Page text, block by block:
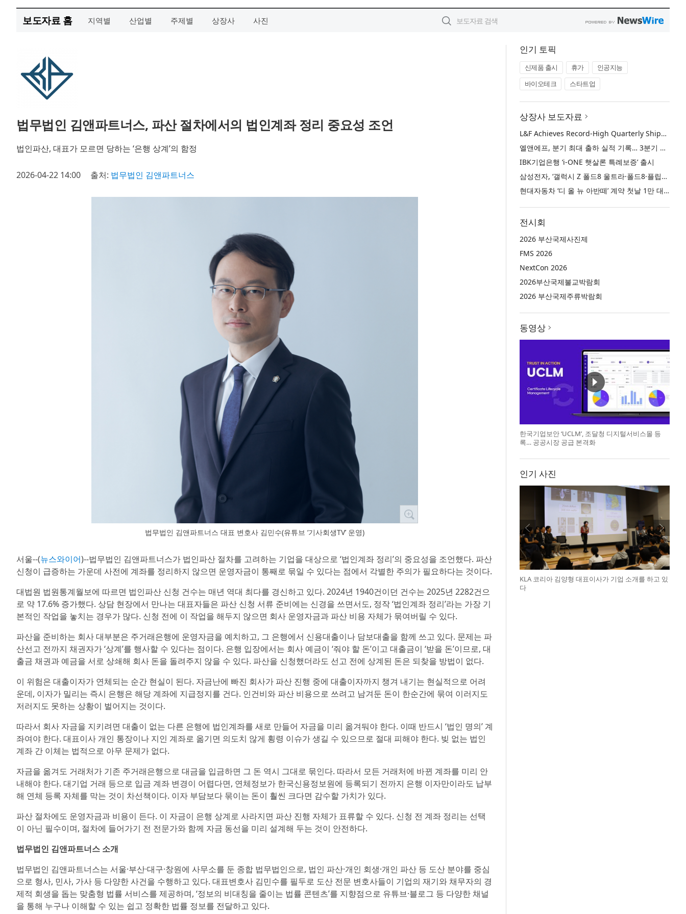
보도자료 홈 지역별 산업별 주제별 상장사 사진
법무법인 김앤파트너스, 파산 절차에서의 법인계좌 정리 중요성 조언
법인파산, 대표가 모르면 당하는 ‘은행 상계’의 함정
2026-04-22 14:00 출처: 법무법인 김앤파트너스
법무법인 김앤파트너스 대표 변호사 김민수(유튜브 ‘기사회생TV’ 운영)
서울--(뉴스와이어)--법무법인 김앤파트너스가 법인파산 절차를 고려하는 기업을 대상으로 ‘법인계좌 정리’의 중요성을 조언했다. 파산
신청이 급증하는 가운데 사전에 계좌를 정리하지 않으면 운영자금이 통째로 묶일 수 있다는 점에서 각별한 주의가 필요하다는 것이다.
대법원 법원통계월보에 따르면 법인파산 신청 건수는 매년 역대 최다를 경신하고 있다. 2024년 1940건이던 건수는 2025년 2282건으
로 약 17.6% 증가했다. 상담 현장에서 만나는 대표자들은 파산 신청 서류 준비에는 신경을 쓰면서도, 정작 ‘법인계좌 정리’라는 가장 기
본적인 작업을 놓치는 경우가 많다. 신청 전에 이 작업을 해두지 않으면 회사 운영자금과 파산 비용 자체가 묶여버릴 수 있다.
파산을 준비하는 회사 대부분은 주거래은행에 운영자금을 예치하고, 그 은행에서 신용대출이나 담보대출을 함께 쓰고 있다. 문제는 파
산선고 전까지 채권자가 ‘상계’를 행사할 수 있다는 점이다. 은행 입장에서는 회사 예금이 ‘줘야 할 돈’이고 대출금이 ‘받을 돈’이므로, 대
출금 채권과 예금을 서로 상쇄해 회사 돈을 돌려주지 않을 수 있다. 파산을 신청했더라도 선고 전에 상계된 돈은 되찾을 방법이 없다.
이 위험은 대출이자가 연체되는 순간 현실이 된다. 자금난에 빠진 회사가 파산 진행 중에 대출이자까지 챙겨 내기는 현실적으로 어려
운데, 이자가 밀리는 즉시 은행은 해당 계좌에 지급정지를 건다. 인건비와 파산 비용으로 쓰려고 남겨둔 돈이 한순간에 묶여 이러지도
저러지도 못하는 상황이 벌어지는 것이다.
따라서 회사 자금을 지키려면 대출이 없는 다른 은행에 법인계좌를 새로 만들어 자금을 미리 옮겨둬야 한다. 이때 반드시 ‘법인 명의’ 계
좌여야 한다. 대표이사 개인 통장이나 지인 계좌로 옮기면 의도치 않게 횡령 이슈가 생길 수 있으므로 절대 피해야 한다. 빚 없는 법인
계좌 간 이체는 법적으로 아무 문제가 없다.
자금을 옮겨도 거래처가 기존 주거래은행으로 대금을 입금하면 그 돈 역시 그대로 묶인다. 따라서 모든 거래처에 바뀐 계좌를 미리 안
내해야 한다. 대기업 거래 등으로 입금 계좌 변경이 어렵다면, 연체정보가 한국신용정보원에 등록되기 전까지 은행 이자만이라도 납부
해 연체 등록 자체를 막는 것이 차선책이다. 이자 부담보다 묶이는 돈이 훨씬 크다면 감수할 가치가 있다.
파산 절차에도 운영자금과 비용이 든다. 이 자금이 은행 상계로 사라지면 파산 진행 자체가 표류할 수 있다. 신청 전 계좌 정리는 선택
이 아닌 필수이며, 절차에 들어가기 전 전문가와 함께 자금 동선을 미리 설계해 두는 것이 안전하다.
법무법인 김앤파트너스 소개
법무법인 김앤파트너스는 서울·부산·대구·창원에 사무소를 둔 종합 법무법인으로, 법인 파산·개인 회생·개인 파산 등 도산 분야를 중심
으로 형사, 민사, 가사 등 다양한 사건을 수행하고 있다. 대표변호사 김민수를 필두로 도산 전문 변호사들이 기업의 재기와 채무자의 경
제적 회생을 돕는 맞춤형 법률 서비스를 제공하며, ‘정보의 비대칭을 줄이는 법률 콘텐츠’를 지향점으로 유튜브·블로그 등 다양한 채널
을 통해 누구나 이해할 수 있는 쉽고 정확한 법률 정보를 전달하고 있다.
인기 토픽
신제품 출시 휴가
인공지능
바이오테크
스타트업
상장사 보도자료
L&F Achieves Record-High Quarterly Shipments, Begins LFP Supply for North American ESS in Q3 Advancing its Two-Track NCM and LFP Growth Strategy
엘앤에프, 분기 최대 출하 실적 기록… 3분기 북미 ESS향 LFP 공급 착수 NCM+LFP ‘2-Track’ 성장 전략 실현
IBK기업은행 ‘i-ONE 햇살론 특례보증’ 출시
삼성전자, ‘갤럭시 Z 폴드8 울트라·폴드8·플립8’과 ‘갤럭시 워치 울트라2·워치9’ 국내 공식 출시
현대자동차 ‘디 올 뉴 아반떼’ 계약 첫날 1만 대 돌파
전시회
2026 부산국제사진제
FMS 2026
NextCon 2026
2026부산국제불교박람회
2026 부산국제주류박람회
동영상
한국기업보안 ‘UCLM’, 조달청 디지털서비스몰 등
록… 공공시장 공급 본격화
인기 사진
KLA 코리아 김양형 대표이사가 기업 소개를 하고 있
다